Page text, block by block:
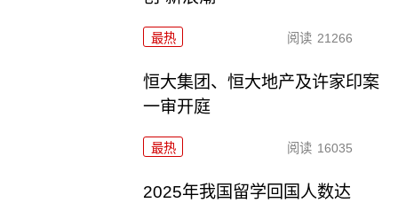
最热 阅读 21266
恒大集团、恒大地产及许家印案
一审开庭
最热 阅读 16035
2025年我国留学回国人数达